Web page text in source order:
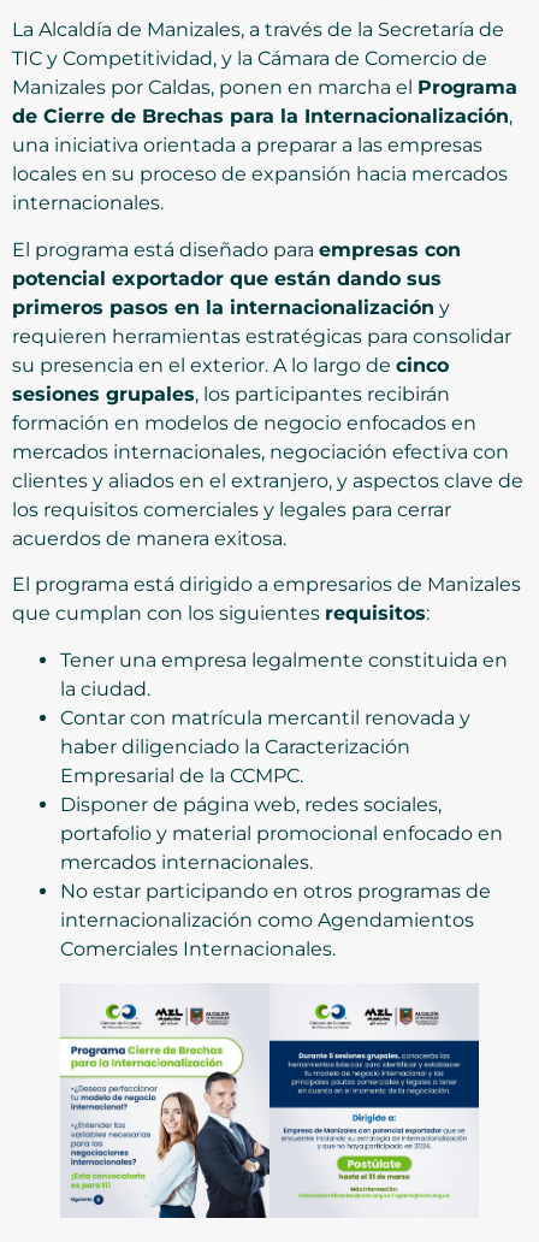
La Alcaldía de Manizales, a través de la Secretaría de
TIC y Competitividad, y la Cámara de Comercio de
Manizales por Caldas, ponen en marcha el Programa
de Cierre de Brechas para la Internacionalización,
una iniciativa orientada a preparar a las empresas
locales en su proceso de expansión hacia mercados
internacionales.
El programa está diseñado para empresas con
potencial exportador que están dando sus
primeros pasos en la internacionalización y
requieren herramientas estratégicas para consolidar
su presencia en el exterior. A lo largo de cinco
sesiones grupales, los participantes recibirán
formación en modelos de negocio enfocados en
mercados internacionales, negociación efectiva con
clientes y aliados en el extranjero, y aspectos clave de
los requisitos comerciales y legales para cerrar
acuerdos de manera exitosa.
El programa está dirigido a empresarios de Manizales
que cumplan con los siguientes requisitos:
Tener una empresa legalmente constituida en
la ciudad.
Contar con matrícula mercantil renovada y
haber diligenciado la Caracterización
Empresarial de la CCMPC.
Disponer de página web, redes sociales,
portafolio y material promocional enfocado en
mercados internacionales.
No estar participando en otros programas de
internacionalización como Agendamientos
Comerciales Internacionales.